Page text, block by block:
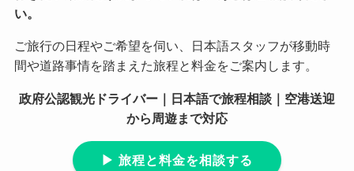
い。
ご旅行の日程やご希望を伺い、日本語スタッフが移動時
間や道路事情を踏まえた旅程と料金をご案内します。
政府公認観光ドライバー｜日本語で旅程相談｜空港送迎
から周遊まで対応
▶︎ 旅程と料金を相談する